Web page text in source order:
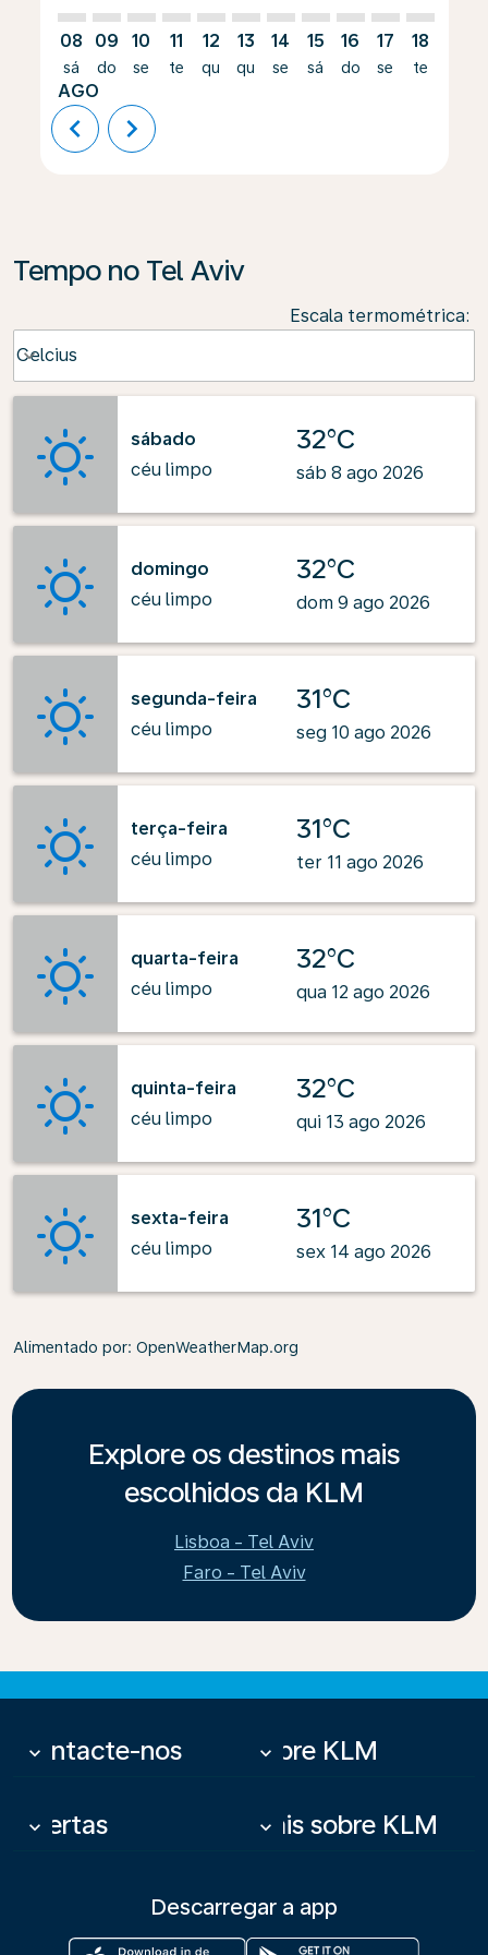
08
sá
AGO
09
do
10
se
11
te
12
qu
13
qu
14
se
15
sá
16
do
17
se
18
te
chevron_left chevron_right
Tempo no Tel Aviv
Escala termométrica:
Celcius
keyboard_arrow_down
sábado
céu limpo
32°C
sáb 8 ago 2026
domingo
céu limpo
32°C
dom 9 ago 2026
segunda-feira
céu limpo
31°C
seg 10 ago 2026
terça-feira
céu limpo
31°C
ter 11 ago 2026
quarta-feira
céu limpo
32°C
qua 12 ago 2026
quinta-feira
céu limpo
32°C
qui 13 ago 2026
sexta-feira
céu limpo
31°C
sex 14 ago 2026
Alimentado por: OpenWeatherMap.org
Explore os destinos mais
escolhidos da KLM
Lisboa - Tel Aviv
Faro - Tel Aviv
Contacte-nos
keyboard_arrow_down Sobre KLM
keyboard_arrow_down
Ofertas
keyboard_arrow_down Mais sobre KLM
keyboard_arrow_down
Descarregar a app